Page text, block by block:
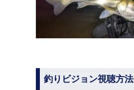
釣りビジョン視聴方法